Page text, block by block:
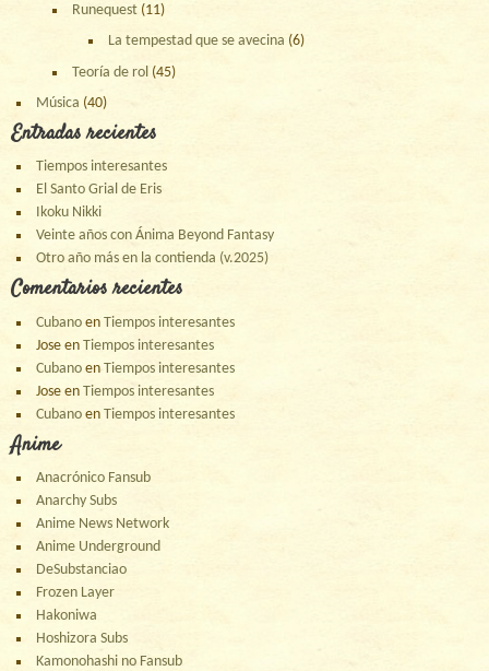
Runequest (11)
La tempestad que se avecina (6)
Teoría de rol (45)
Música (40)
Entradas recientes
Tiempos interesantes
El Santo Grial de Eris
Ikoku Nikki
Veinte años con Ánima Beyond Fantasy
Otro año más en la contienda (v.2025)
Comentarios recientes
Cubano enTiempos interesantes
Jose enTiempos interesantes
Cubano enTiempos interesantes
Jose enTiempos interesantes
Cubano enTiempos interesantes
Anime
Anacrónico Fansub
Anarchy Subs
Anime News Network
Anime Underground
DeSubstanciao
Frozen Layer
Hakoniwa
Hoshizora Subs
Kamonohashi no Fansub